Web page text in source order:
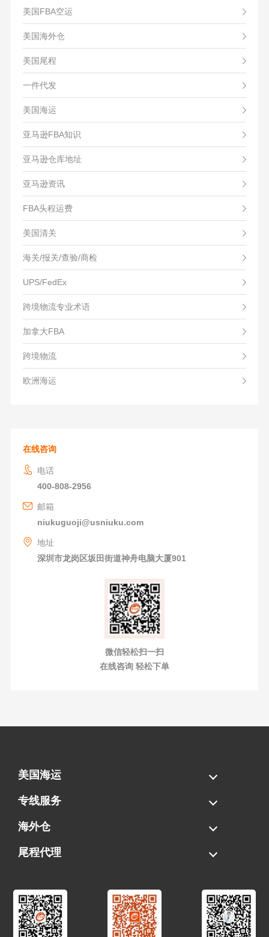
美国FBA空运
美国海外仓
美国尾程
一件代发
美国海运
亚马逊FBA知识
亚马逊仓库地址
亚马逊资讯
FBA头程运费
美国清关
海关/报关/查验/商检
UPS/FedEx
跨境物流专业术语
加拿大FBA
跨境物流
欧洲海运
在线咨询
电话
400-808-2956
邮箱
niukuguoji@usniuku.com
地址
深圳市龙岗区坂田街道神舟电脑大厦901
微信轻松扫一扫
在线咨询 轻松下单
美国海运
海运拼柜
海运整柜
美国海卡
加拿大海运
专线服务
FBA专线直送
超大件专线
AWD专线
电池专线
海外仓
一件代发
FBA中转
贴标换标
拆柜/存储
尾程代理